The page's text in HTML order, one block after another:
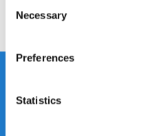
Selection
Necessary
Preferences
Statistics
Delen